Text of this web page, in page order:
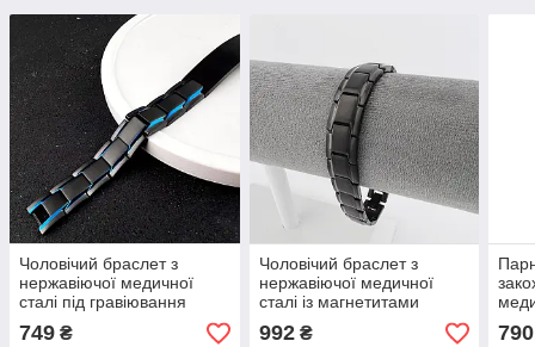
Чоловічий браслет з
нержавіючої медичної
сталі під гравіювання
749 ₴
Чоловічий браслет з
нержавіючої медичної
сталі із магнетитами
992₴ 790